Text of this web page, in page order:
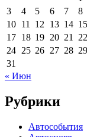
3
4 5 6 7 8
10 11 12 13 14 15
17 18 19 20 21 22
24 25 26 27 28 29
31
« Июн
Рубрики
Автособытия